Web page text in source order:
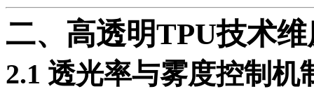
二、高透明TPU技术
2.1 透光率与雾度控制机